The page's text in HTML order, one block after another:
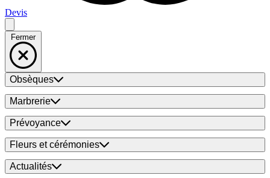
Devis
Fermer
Obsèques
Marbrerie
Prévoyance
Fleurs et cérémonies
Actualités